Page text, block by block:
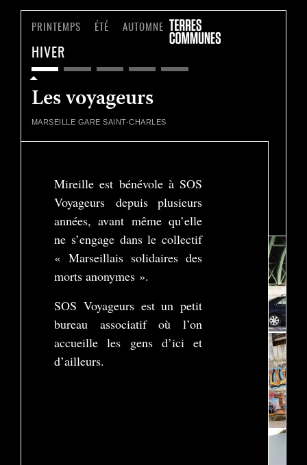
PRINTEMPS ÉTÉ AUTOMNE
HIVER
Les voyageurs
MARSEILLE GARE SAINT-CHARLES
Mireille est bénévole à SOS
Voyageurs depuis plusieurs
années, avant même qu’elle
ne s’engage dans le collectif
« Marseillais solidaires des
morts anonymes ».
SOS Voyageurs est un petit
bureau associatif où l’on
accueille les gens d’ici et
d’ailleurs.
-04:09
fullscreen
Play